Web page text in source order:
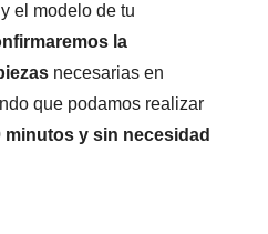
el modelo de tu
la
necesarias en
que podamos realizar
minutos y sin necesidad